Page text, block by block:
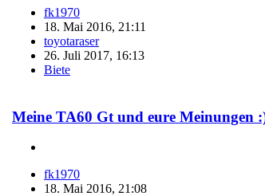
fk1970
18. Mai 2016, 21:11
toyotaraser
26. Juli 2017, 16:13
Biete
Meine TA60 Gt und eure Meinungen
fk1970
18. Mai 2016, 21:08